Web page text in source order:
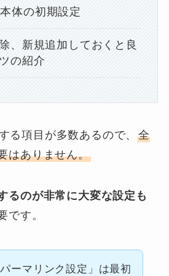
体の初期設定
、新規追加しておくと良
の紹介
る項目が多数あるので、全
はありません。
るのが非常に大変な設定も
です。
ーマリンク設定」は最初